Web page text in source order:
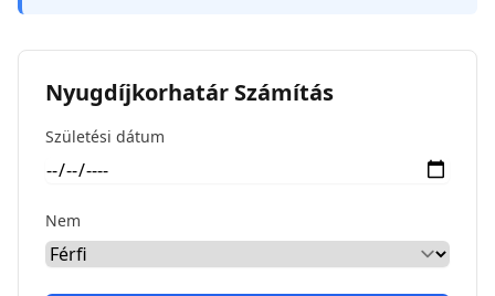
Nyugdíjkorhatár Számítás
Születési dátum
Nem